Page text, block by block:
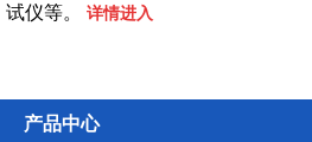
试仪等。 详情进入
产品中心